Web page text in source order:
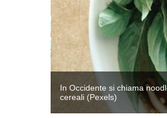
In Occidente si chiama
cereali (Pexels)